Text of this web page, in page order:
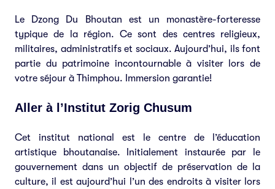
Le Dzong Du Bhoutan est un monastère-forteresse
typique de la région. Ce sont des centres religieux,
militaires, administratifs et sociaux. Aujourd’hui, ils font
partie du patrimoine incontournable à visiter lors de
votre séjour à Thimphou. Immersion garantie!
Aller à l’Institut Zorig Chusum
Cet institut national est le centre de l’éducation
artistique bhoutanaise. Initialement instaurée par le
gouvernement dans un objectif de préservation de la
culture, il est aujourd’hui l’un des endroits à visiter lors